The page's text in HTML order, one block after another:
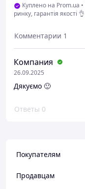
Куплено на Prom.ua •
ринку, гарантія якості 👌
Комментарии 1
Компания
26.09.2025
Дякуємо 🙂
Ответы 0
Покупателям
Продавцам